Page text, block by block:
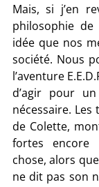
Mais, si j’en
philosophie de
idée que nos
société. Nous
l’aventure
d’agir pour
nécessaire.
de Colette,
fortes encore
chose, alors
ne dit pas son